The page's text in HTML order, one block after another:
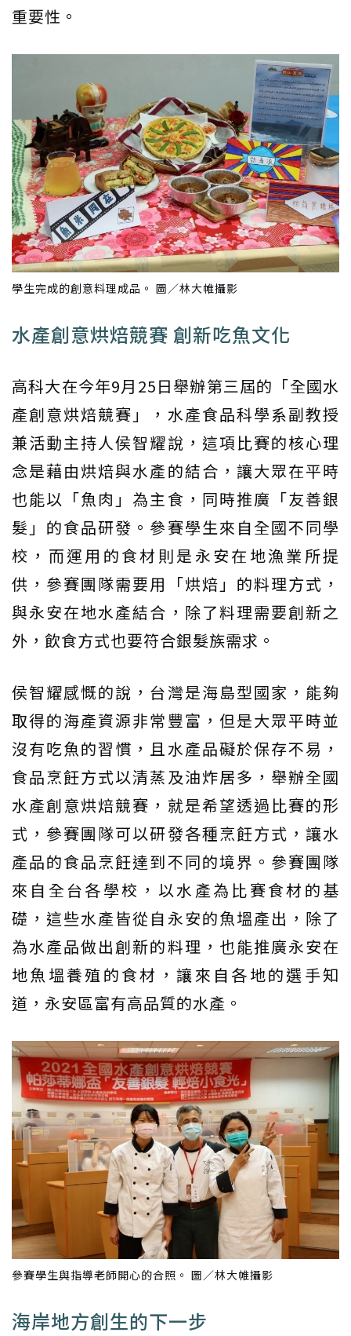
重要性。
學生完成的創意料理成品。 圖／林大帷攝影
水產創意烘焙競賽 創新吃魚文化
高科大在今年9月25日舉辦第三屆的「全國水
產創意烘焙競賽」，水產食品科學系副教授
兼活動主持人侯智耀說，這項比賽的核心理
念是藉由烘焙與水產的結合，讓大眾在平時
也能以「魚肉」為主食，同時推廣「友善銀
髮」的食品研發。參賽學生來自全國不同學
校，而運用的食材則是永安在地漁業所提
供，參賽團隊需要用「烘焙」的料理方式，
與永安在地水產結合，除了料理需要創新之
外，飲食方式也要符合銀髮族需求。
侯智耀感慨的說，台灣是海島型國家，能夠
取得的海產資源非常豐富，但是大眾平時並
沒有吃魚的習慣，且水產品礙於保存不易，
食品烹飪方式以清蒸及油炸居多，舉辦全國
水產創意烘焙競賽，就是希望透過比賽的形
式，參賽團隊可以研發各種烹飪方式，讓水
產品的食品烹飪達到不同的境界。參賽團隊
來自全台各學校，以水產為比賽食材的基
礎，這些水產皆從自永安的魚塭產出，除了
為水產品做出創新的料理，也能推廣永安在
地魚塭養殖的食材，讓來自各地的選手知
道，永安區富有高品質的水產。
參賽學生與指導老師開心的合照。 圖／林大帷攝影
海岸地方創生的下一步